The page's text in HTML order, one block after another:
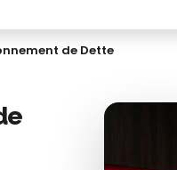
de Dette